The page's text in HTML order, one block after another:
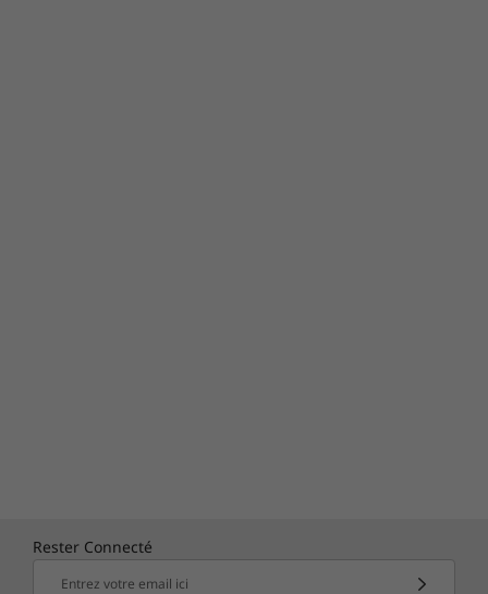
Rester Connecté
Entrez votre email ici